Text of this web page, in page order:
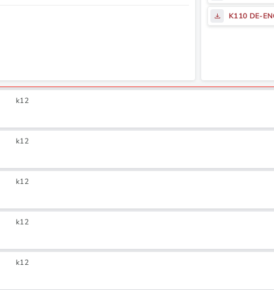
K110 DE-
k12
k12
k12
k12
k12